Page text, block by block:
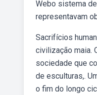
Webo sistema
representavam
Sacrifícios
civilização maia.
sociedade que
de esculturas,.
o fim do longo